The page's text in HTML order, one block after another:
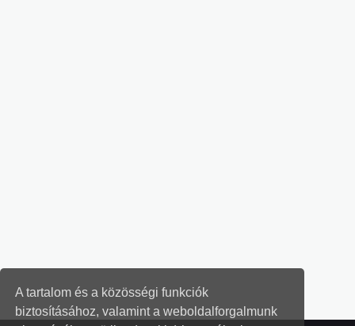
A tartalom és a közösségi funkciók
biztosításához, valamint a weboldalforgalmunk